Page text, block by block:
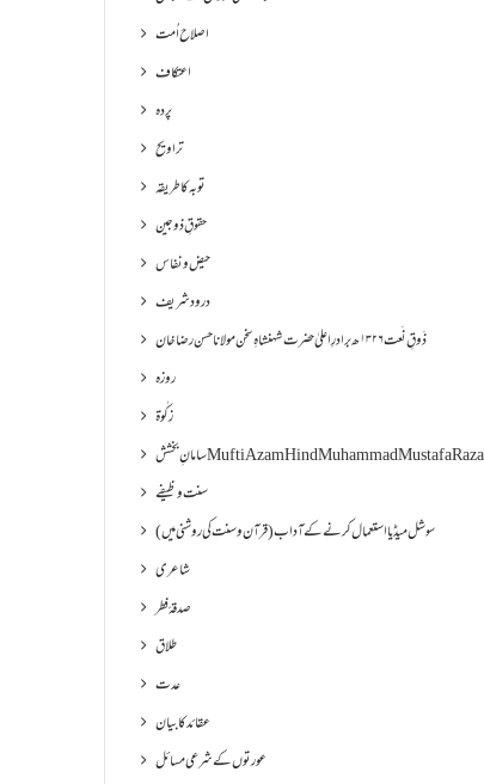
اصلاح اُمت
اعتکاف
پردہ
تراویح
توبہ کا طریقہ
حقوقِ ذوجین
حیض و نفاس
درود شریف
ذَوقِ نَعت ۱۳۲۶ھ برادرِ اعلیٰ حضرت شہنشاہِ سخن مولانا حسن رضا خان
روزہ
زکٰوۃ
سنت وظیفے
سوشل میڈیا استعمال کرنے کے آداب (قرآن و سنت کی روشنی میں)
شاعری
صدقۂ فطر
طلاق
عدت
عقائد کا بیان
عورتوں کے شرعی مسائل